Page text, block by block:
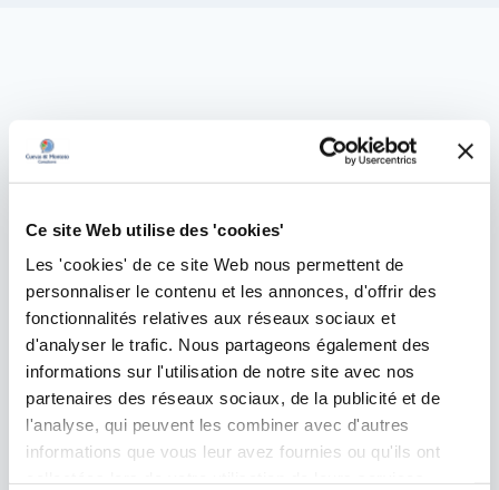
Ce site Web utilise des 'cookies'
Les 'cookies' de ce site Web nous permettent de
personnaliser le contenu et les annonces, d'offrir des
fonctionnalités relatives aux réseaux sociaux et
d'analyser le trafic. Nous partageons également des
informations sur l'utilisation de notre site avec nos
partenaires des réseaux sociaux, de la publicité et de
l'analyse, qui peuvent les combiner avec d'autres
informations que vous leur avez fournies ou qu'ils ont